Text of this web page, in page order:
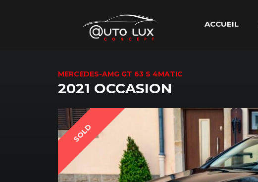
ACCUEIL
MERCEDES-AMG GT 63 S 4MATIC
2021 OCCASION
SOLD